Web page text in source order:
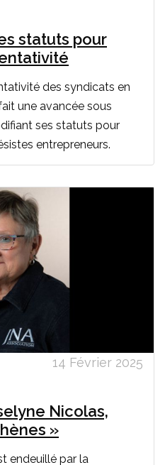
statuts pour
des syndicats en
une avancée sous
ses statuts pour
entrepreneurs.
14 Février 2025
Nicolas,
»
endeuillé par la